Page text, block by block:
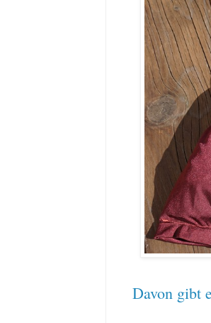
Davon gibt